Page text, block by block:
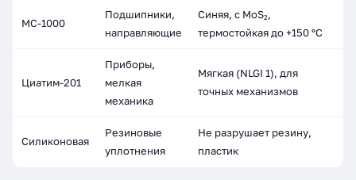
MC-1000
Подшипники,
направляющие
Синяя, с MoS₂,
термостойкая до +150 °C
Циатим-201
Приборы,
мелкая
механика
Мягкая (NLGI 1), для
точных механизмов
Силиконовая
Резиновые
уплотнения
Не разрушает резину,
пластик